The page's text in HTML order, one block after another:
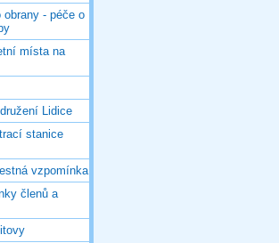
obrany - péče o
místa na
Lidice
stanice
vzpomínka
členů a